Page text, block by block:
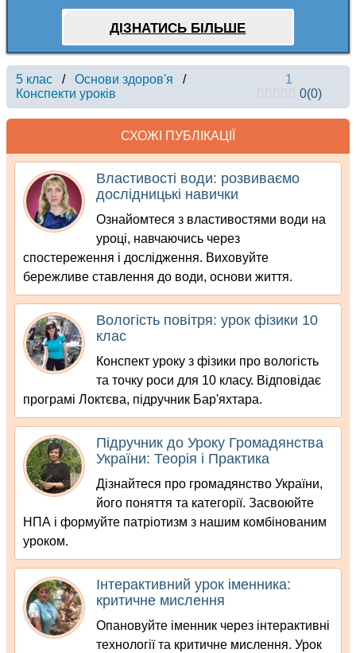
ДІЗНАТИСЬ БІЛЬШЕ
5 клас / Основи здоров'я
/
Конспекти уроків
1
0(0)
СХОЖІ ПУБЛІКАЦІЇ
Властивості води: розвиваємо
дослідницькі навички
Ознайомтеся з властивостями води на
уроці, навчаючись через
спостереження і дослідження. Виховуйте
бережливе ставлення до води, основи життя.
Вологість повітря: урок фізики 10
клас
Конспект уроку з фізики про вологість
та точку роси для 10 класу. Відповідає
програмі Локтєва, підручник Бар'яхтара.
Підручник до Уроку Громадянства
України: Теорія і Практика
Дізнайтеся про громадянство України,
його поняття та категорії. Засвоюйте
НПА і формуйте патріотизм з нашим комбінованим
уроком.
Інтерактивний урок іменника:
критичне мислення
Опановуйте іменник через інтерактивні
технології та критичне мислення. Урок